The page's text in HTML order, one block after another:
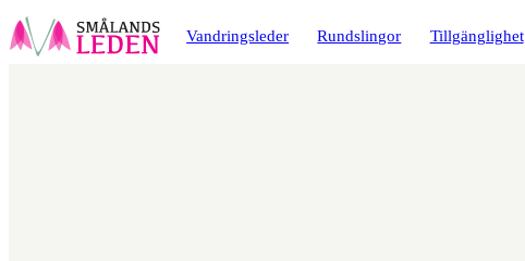
Vandringsleder Rundslingor Tillgänglighet